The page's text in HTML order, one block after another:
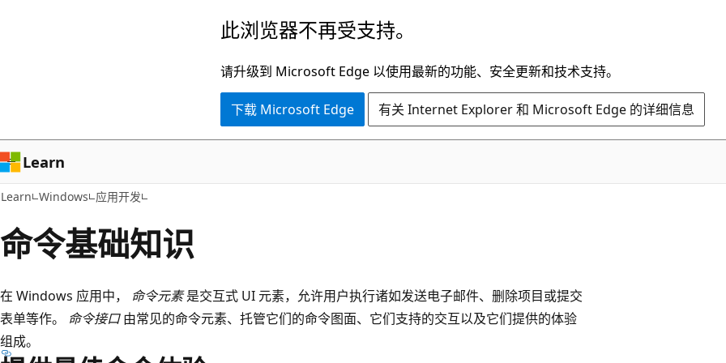
容
此浏览器不再受支持。
请升级到 Microsoft Edge 以使用最新的功能、安全更新和技术支持。
下载 Microsoft Edge 有关 Internet Explorer 和 Microsoft Edge 的详细信息
Learn
Learn Windows 应用开发
命令基础知识
在 Windows 应用中， 命令元素是交互式 UI 元素，允许用户执行诸如发送电子邮件、删除项目或提交
表单等作。 命令接口由常见的命令元素、托管它们的命令图面、它们支持的交互以及它们提供的体验
组成。